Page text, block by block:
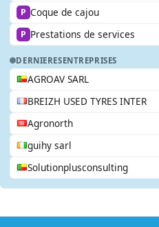
P Coque de cajou
P Prestations de services
DERNIERESENTREPRISES
AGROAV SARL
BREIZH USED TYRES INTER
Agronorth
guihy sarl
Solutionplusconsulting